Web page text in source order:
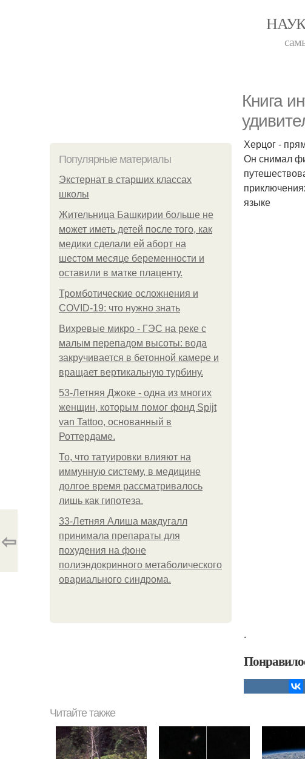
Книга
Популярные материалы
Экстернат в старших классах
школы
Жительница Башкирии больше не
может иметь детей после того, как
медики сделали ей аборт на
шестом месяце беременности и
оставили в матке плаценту.
Тромботические осложнения и
COVID-19: что нужно знать
Вихревые микро - ГЭС на реке с
малым перепадом высоты: вода
закручивается в бетонной камере и
вращает вертикальную турбину.
53-Летняя Джоке - одна из многих
женщин, которым помог фонд Spijt
van Tattoo, основанный в
Роттердаме.
То, что татуировки влияют на
иммунную систему, в медицине
долгое время рассматривалось
лишь как гипотеза.
33-Летняя Алиша макдугалл
принимала препараты для
похудения на фоне
полиэндокринного метаболического
овариального синдрома.
Херцог -
Он снимал
языке
.
⇦
Читайте также